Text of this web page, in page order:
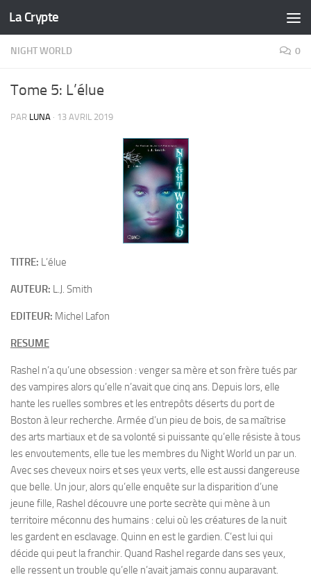
Skip to content
La Crypte
NIGHT WORLD 0
Tome 5: L’élue
PAR LUNA · 13 AVRIL 2019
TITRE: L’élue
AUTEUR: L.J. Smith
EDITEUR: Michel Lafon
RESUME
Rashel n’a qu’une obsession : venger sa mère et son frère tués par
des vampires alors qu’elle n’avait que cinq ans. Depuis lors, elle
hante les ruelles sombres et les entrepôts déserts du port de
Boston à leur recherche. Armée d’un pieu de bois, de sa maîtrise
des arts martiaux et de sa volonté si puissante qu’elle résiste à tous
les envoutements, elle tue les membres du Night World un par un.
Avec ses cheveux noirs et ses yeux verts, elle est aussi dangereuse
que belle. Un jour, alors qu’elle enquête sur la disparition d’une
jeune fille, Rashel découvre une porte secrète qui mène à un
territoire méconnu des humains : celui où les créatures de la nuit
les gardent en esclavage. Quinn en est le gardien. C’est lui qui
décide qui peut la franchir. Quand Rashel regarde dans ses yeux,
elle ressent un trouble qu’elle n’avait jamais connu auparavant.